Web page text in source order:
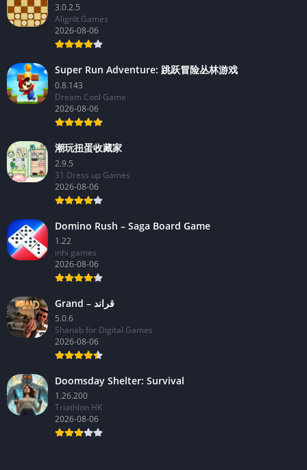
3.0.2.5
AlignIt Games
2026-08-06
Super Run Adventure: 跳跃冒险丛林游戏
0.8.143
Dream Cool Game
2026-08-06
潮玩扭蛋收藏家
2.9.5
31 Dress up Games
2026-08-06
Domino Rush – Saga Board Game
1.22
inhi games
2026-08-06
Grand – قراند
5.0.6
Shanab for Digital Games
2026-08-06
Doomsday Shelter: Survival
1.26.200
Triathlon HK
2026-08-06